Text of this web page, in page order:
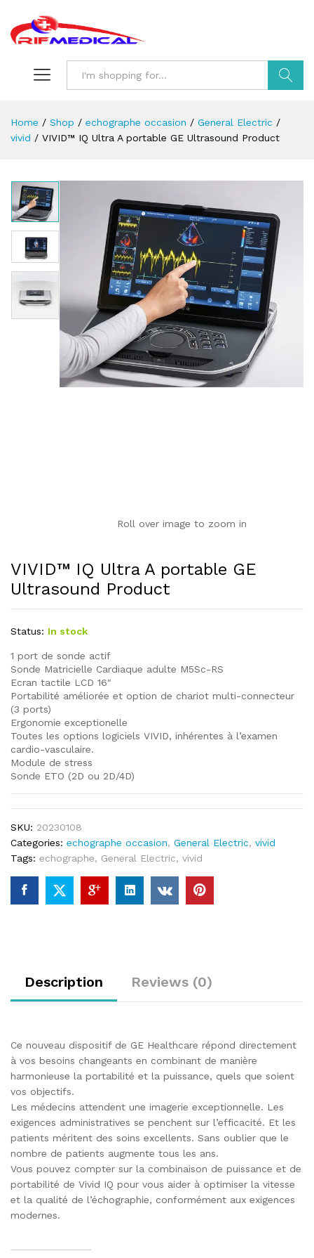
Home / Shop / echographe occasion / General Electric /
vivid / VIVID™ IQ Ultra A portable GE Ultrasound Product
Roll over image to zoom in
VIVID™ IQ Ultra A portable GE
Ultrasound Product
Status: In stock
1 port de sonde actif
Sonde Matricielle Cardiaque adulte M5Sc-RS
Ecran tactile LCD 16″
Portabilité améliorée et option de chariot multi-connecteur
(3 ports)
Ergonomie exceptionelle
Toutes les options logiciels VIVID, inhérentes à l’examen
cardio-vasculaire.
Module de stress
Sonde ETO (2D ou 2D/4D)
SKU: 20230108
Categories: echographe occasion, General Electric, vivid
Tags: echographe, General Electric, vivid
Description Reviews (0)
Ce nouveau dispositif de GE Healthcare répond directement
à vos besoins changeants en combinant de manière
harmonieuse la portabilité et la puissance, quels que soient
vos objectifs.
Les médecins attendent une imagerie exceptionnelle. Les
exigences administratives se penchent sur l’efficacité. Et les
patients méritent des soins excellents. Sans oublier que le
nombre de patients augmente tous les ans.
Vous pouvez compter sur la combinaison de puissance et de
portabilité de Vivid IQ pour vous aider à optimiser la vitesse
et la qualité de l’échographie, conformément aux exigences
modernes.